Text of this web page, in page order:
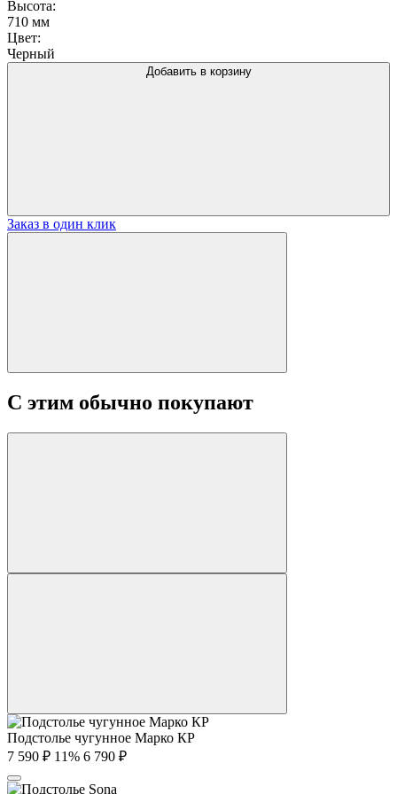
Высота:
710 мм
Цвет:
Черный
Добавить в корзину
Заказ в один клик
С этим обычно покупают
Подстолье чугунное Марко КР
7 590 ₽ 11% 6 790 ₽